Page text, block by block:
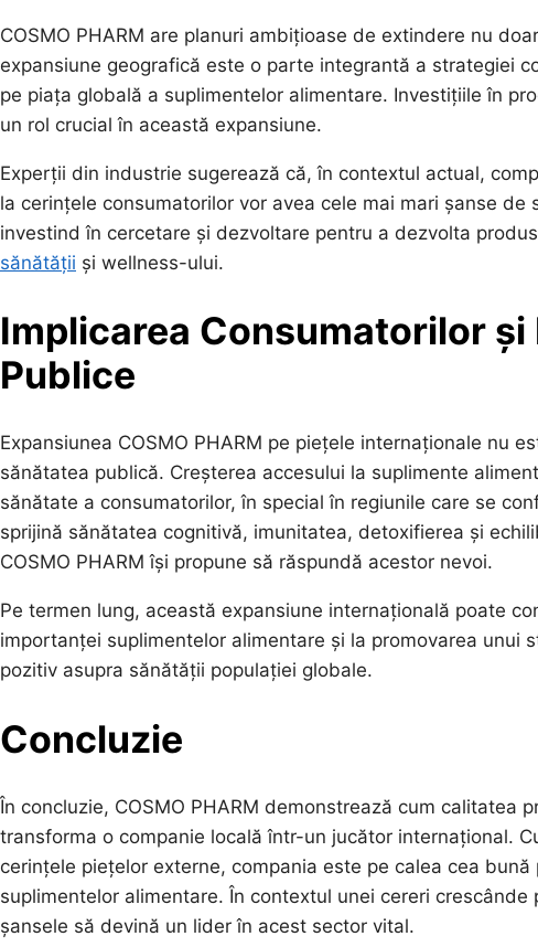
COSMO PHARM are planuri ambițioase de extindere nu
expansiune geografică este o parte integrantă a strategiei
pe piața globală a suplimentelor alimentare. Investițiile în
un rol crucial în această expansiune.
Experții din industrie sugerează că, în contextul actual,
la cerințele consumatorilor vor avea cele mai mari șanse de
investind în cercetare și dezvoltare pentru a dezvolta
sănătății și wellness-ului.
Implicarea Consumatorilor
Publice
Expansiunea COSMO PHARM pe piețele internaționale nu
sănătatea publică. Creșterea accesului la suplimente
sănătate a consumatorilor, în special în regiunile care se
sprijină sănătatea cognitivă, imunitatea, detoxifierea și
COSMO PHARM își propune să răspundă acestor nevoi.
Pe termen lung, această expansiune internațională poate
importanței suplimentelor alimentare și la promovarea unui
pozitiv asupra sănătății populației globale.
Concluzie
În concluzie, COSMO PHARM demonstrează cum
transforma o companie locală într-un jucător internațional.
cerințele piețelor externe, compania este pe calea cea
suplimentelor alimentare. În contextul unei cereri
șansele să devină un lider în acest sector vital.